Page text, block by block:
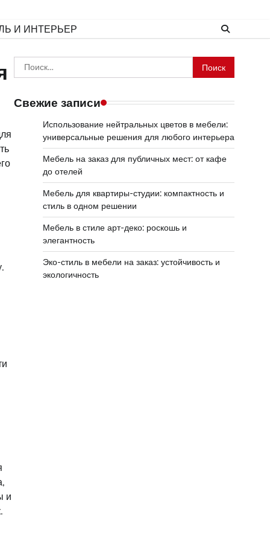
И ИНТЕРЬЕР
и
Найти:
Свежие записи
Использование нейтральных цветов в мебели:
универсальные решения для любого интерьера
Мебель на заказ для публичных мест: от кафе
до отелей
Мебель для квартиры-студии: компактность и
стиль в одном решении
Мебель в стиле арт-деко: роскошь и
элегантность
Эко-стиль в мебели на заказ: устойчивость и
экологичность